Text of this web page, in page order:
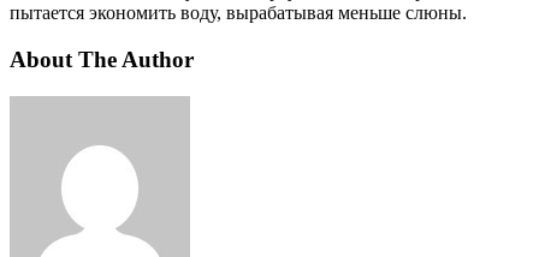
пытается экономить воду, вырабатывая меньше слюны.
About The Author